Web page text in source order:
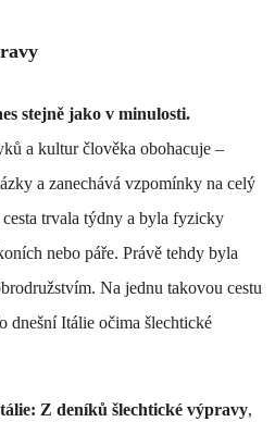
stejně jako v minulosti.
a kultur člověka obohacuje –
a zanechává vzpomínky na celý
trvala týdny a byla fyzicky
nebo páře. Právě tehdy byla
Na jednu takovou cestu
dnešní Itálie očima šlechtické
Z deníků šlechtické výpravy,